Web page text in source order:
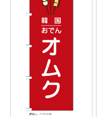
ORIGINAL ORDER
オリジナ